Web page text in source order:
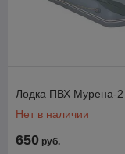
Лодка ПВХ Мурена-
Нет в наличии
650 руб.